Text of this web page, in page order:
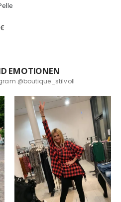
59,00€.
€
EMOTIONEN
@boutique_stilvoll